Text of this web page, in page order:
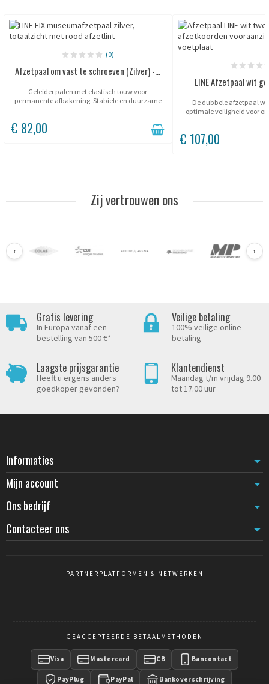
(0)
Afzetpaal om vast te schroeven (Zilver) -...
Geleider palen met elastisch touw voor
permanente afbakening. Stabiele en duurzame
€ 82,00
LINE Afzetpaal wit
De dubbele afzetpaal
optimale veiligheid voor
€ 107,00
Zij vertrouwen ons
‹ ›
Gratis levering
In Europa vanaf een
bestelling van 500 €*
Veilige betaling
100% veilige online
betaling
Laagste prijsgarantie
Heeft u ergens anders
goedkoper gevonden?
Klantendienst
Maandag t/m vrijdag 9.00
tot 17.00 uur
Informaties
Mijn account
Ons bedrijf
Contacteer ons
PARTNERPLATFORMEN & NETWERKEN
GEACCEPTEERDE BETAALMETHODEN
Visa Mastercard CB Bancontact
PayPlug PayPal Bankoverschrijving